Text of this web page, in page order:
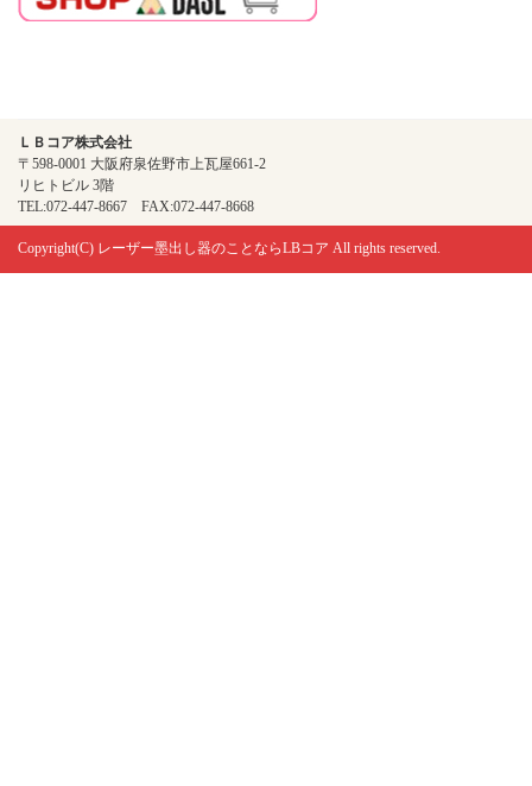
ＬＢコア株式会社
〒598-0001 大阪府泉佐野市上瓦屋661-2
リヒトビル 3階
TEL:072-447-8667 FAX:072-447-8668
Copyright(C) レーザー墨出し器のことならLBコア All rights reserved.